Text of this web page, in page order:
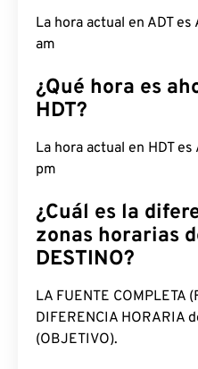
La hora actual en ADT
am
¿Qué hora es
HDT?
La hora actual en HDT
pm
¿Cuál es la
zonas horarias
DESTINO?
LA FUENTE COMPLETA
DIFERENCIA HORARIA
(OBJETIVO).